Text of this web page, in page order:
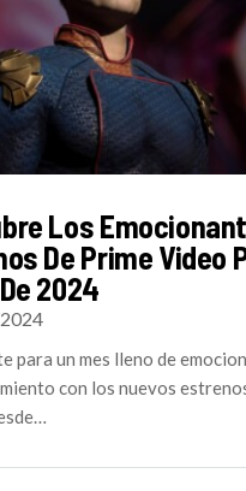
Los
De Prime Video
2024
para un mes lleno de
con los nuevos